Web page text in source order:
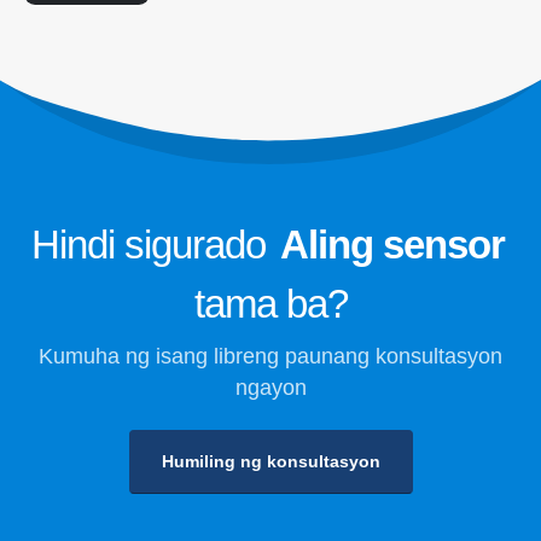
Hindi sigurado Aling sensor
tama ba?
Kumuha ng isang libreng paunang konsultasyon
ngayon
Humiling ng konsultasyon
Pagmamanman ng Gas ng Pang -
Winsen. © 2026. All Rights Reserved